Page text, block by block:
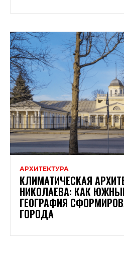
АРХИТЕКТУРА
КЛИМАТИЧЕСКАЯ
НИКОЛАЕВА: КАК
ГЕОГРАФИЯ
ГОРОДА